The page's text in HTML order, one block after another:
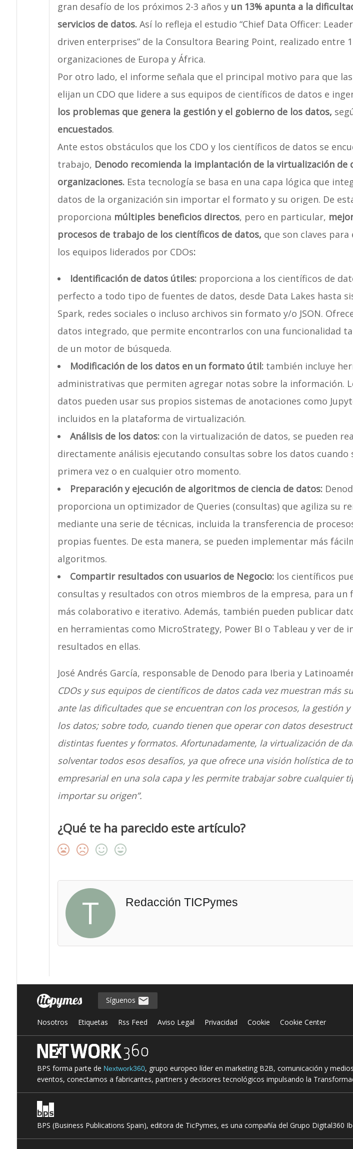
gran desafío de los próximos 2-3 años y un 13% apunta a la
servicios de datos.Así lo refleja el estudio “Chief Data Officer:
driven enterprises” de la Consultora Bearing Point, realizado entre
organizaciones de Europa y África.
Por otro lado, el informe señala que el principal motivo para que
elijan un CDO que lidere a sus equipos de científicos de datos e
los problemas que genera la gestión y el gobierno de los datos,
encuestados.
Ante estos obstáculos que los CDO y los científicos de datos se
trabajo, Denodo recomienda la implantación de la virtualización de
organizaciones. Esta tecnología se basa en una capa lógica que
datos de la organización sin importar el formato y su origen. De
proporciona múltiples beneficios directos, pero en particular,
procesos de trabajo de los científicos de datos, que son claves
los equipos liderados por CDOs:
Identificación de datos útiles:proporciona a los científicos de
perfecto a todo tipo de fuentes de datos, desde Data Lakes hasta
Spark, redes sociales o incluso archivos sin formato y/o JSON.
datos integrado, que permite encontrarlos con una funcionalidad
de un motor de búsqueda.
Modificación de los datos en un formato útil:también incluye
administrativas que permiten agregar notas sobre la información.
datos pueden usar sus propios sistemas de anotaciones como
incluidos en la plataforma de virtualización.
Análisis de los datos:con la virtualización de datos, se pueden
directamente análisis ejecutando consultas sobre los datos cuando
primera vez o en cualquier otro momento.
Preparación y ejecución de algoritmos de ciencia de datos:
proporciona un optimizador de Queries (consultas) que agiliza su
mediante una serie de técnicas, incluida la transferencia de
propias fuentes. De esta manera, se pueden implementar más
algoritmos.
Compartir resultados con usuarios de Negocio:los científicos
consultas y resultados con otros miembros de la empresa, para un
más colaborativo e iterativo. Además, también pueden publicar
en herramientas como MicroStrategy, Power BI o Tableau y ver de
resultados en ellas.
José Andrés García, responsable de Denodo para Iberia y
CDOs y sus equipos de científicos de datos cada vez muestran más
ante las dificultades que se encuentran con los procesos, la gestión y
los datos; sobre todo, cuando tienen que operar con datos
distintas fuentes y formatos. Afortunadamente, la virtualización de
solventar todos esos desafíos, ya que ofrece una visión holística de
empresarial en una sola capa y les permite trabajar sobre cualquier
importar su origen”.
¿Qué te ha parecido este artículo?
T Redacción TICPymes
Síguenos
Nosotros Etiquetas Rss Feed Aviso Legal Privacidad Cookie Cookie Center
BPS forma parte de Nextwork360, grupo europeo líder en marketing B2B, comunicación y
eventos, conectamos a fabricantes, partners y decisores tecnológicos impulsando la
BPS (Business Publications Spain), editora de TicPymes, es una compañía del Grupo Digital360